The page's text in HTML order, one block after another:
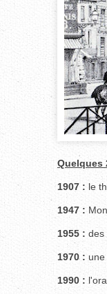
Quelques
1907 : le
1947 :
1955 : des
1970 : une
1990 :